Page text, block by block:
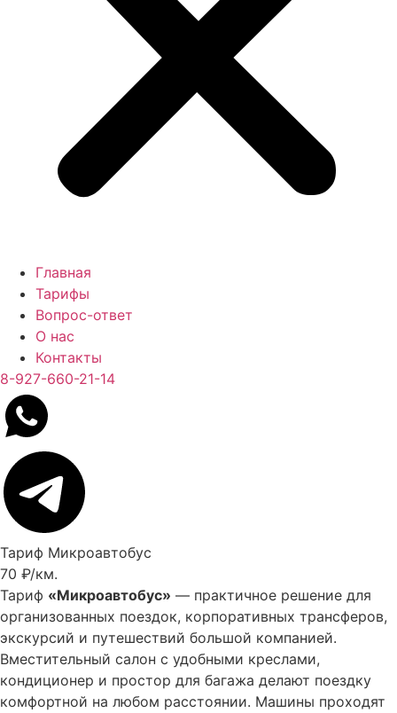
Главная
Тарифы
Вопрос-ответ
О нас
Контакты
8-927-660-21-14
Тариф Микроавтобус
70 ₽/км.
Тариф «Микроавтобус» — практичное решение для
организованных поездок, корпоративных трансферов,
экскурсий и путешествий большой компанией.
Вместительный салон с удобными креслами,
кондиционер и простор для багажа делают поездку
комфортной на любом расстоянии. Машины проходят